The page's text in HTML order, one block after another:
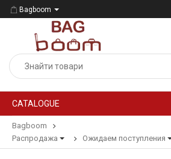
Bagboom
CATALOGUE
Bagboom
Распродажа
Ожидаем поступления